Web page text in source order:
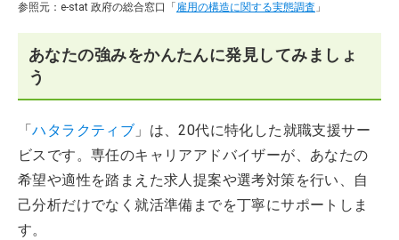
参照元：e-stat 政府の総合窓口「 雇用の構造に関する実態調査 」
あなたの強みをかんたんに発見してみましょ
う
「ハタラクティブ 」は、20代に特化した就職支援サー
ビスです。専任のキャリアアドバイザーが、あなたの
希望や適性を踏まえた求人提案や選考対策を行い、自
己分析だけでなく就活準備までを丁寧にサポートしま
す。